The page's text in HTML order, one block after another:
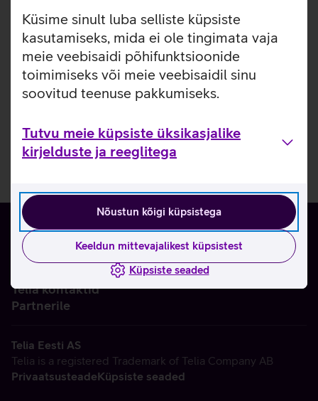
Küsime sinult luba selliste küpsiste
kasutamiseks, mida ei ole tingimata vaja
meie veebisaidi põhifunktsioonide
toimimiseks või meie veebisaidil sinu
soovitud teenuse pakkumiseks.
Tutvu meie küpsiste üksikasjalike
kirjelduste ja reeglitega
Nõustun kõigi küpsistega
Keeldun mittevajalikest küpsistest
Küpsiste seaded
Telia kontaktid
Partnerile
Telia Eesti AS
Telia is a registered Trademark of Telia Company AB
PrivaatsusteadeKüpsiste seaded